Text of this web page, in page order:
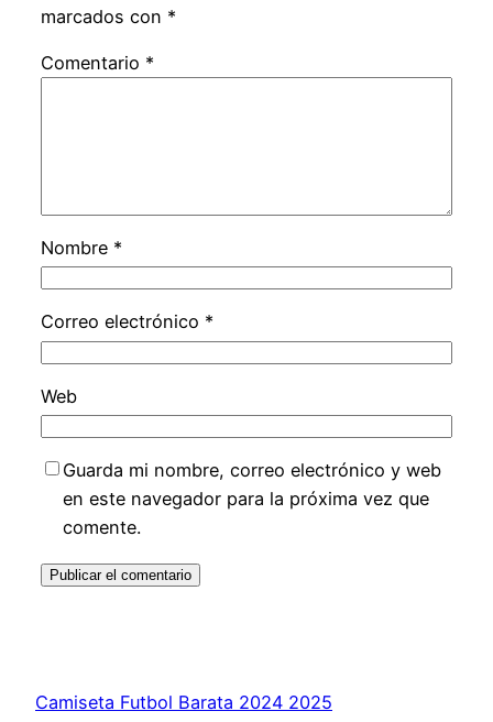
marcados con *
Comentario *
Nombre *
Correo electrónico *
Web
Guarda mi nombre, correo electrónico y web
en este navegador para la próxima vez que
comente.
Camiseta Futbol Barata 2024 2025